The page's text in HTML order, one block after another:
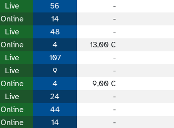
Live 56 -
Online 14 -
Live 48 -
Online 4 13,00 €
Live 107 -
Live 9 -
Online 4 9,00 €
Live 24 -
Online 44 -
Online 14 -